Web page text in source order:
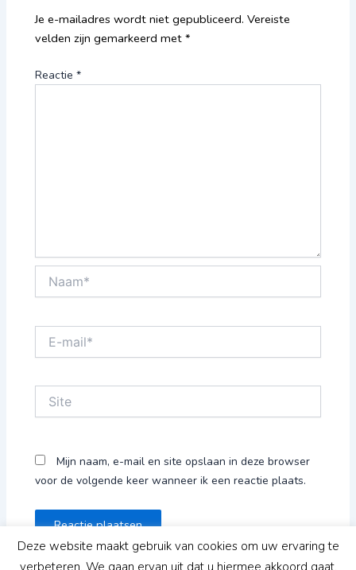
Je e-mailadres wordt niet gepubliceerd. Vereiste
velden zijn gemarkeerd met*
Reactie*
mail*
Mijn naam, e-mail en site opslaan in deze browser
voor de volgende keer wanneer ik een reactie plaats.
Deze website maakt gebruik van cookies om uw ervaring te
verbeteren. We gaan ervan uit dat u hiermee akkoord gaat,